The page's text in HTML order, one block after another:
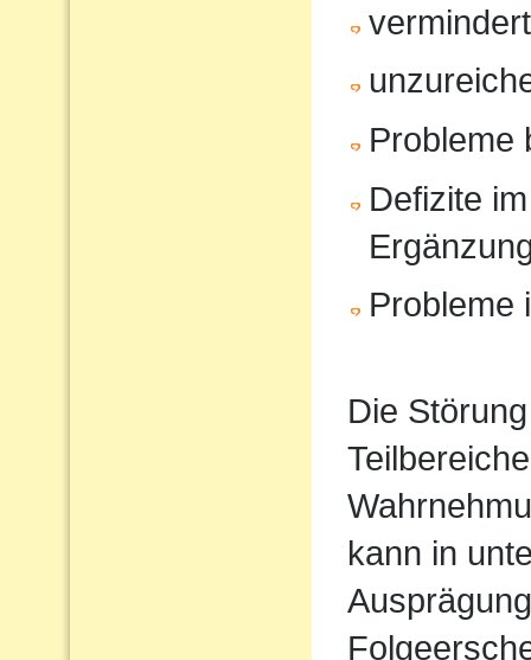
Probleme
Defizite
Probleme
Die
kann in